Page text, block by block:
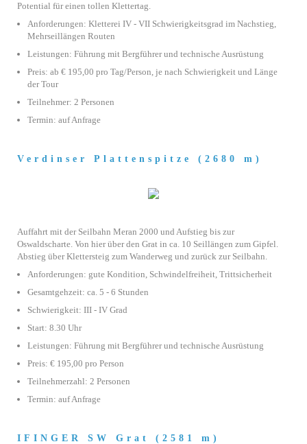
Potential für einen tollen Klettertag.
Anforderungen: Kletterei IV - VII Schwierigkeitsgrad im Nachstieg,
Mehrseillängen Routen
Leistungen: Führung mit Bergführer und technische Ausrüstung
Preis: ab € 195,00 pro Tag/Person, je nach Schwierigkeit und Länge
der Tour
Teilnehmer: 2 Personen
Termin: auf Anfrage
Verdinser Plattenspitze (2680 m)
Auffahrt mit der Seilbahn Meran 2000 und Aufstieg bis zur
Oswaldscharte. Von hier über den Grat in ca. 10 Seillängen zum Gipfel.
Abstieg über Klettersteig zum Wanderweg und zurück zur Seilbahn.
Anforderungen: gute Kondition, Schwindelfreiheit, Trittsicherheit
Gesamtgehzeit: ca. 5 - 6 Stunden
Schwierigkeit: III - IV Grad
Start: 8.30 Uhr
Leistungen: Führung mit Bergführer und technische Ausrüstung
Preis: € 195,00 pro Person
Teilnehmerzahl: 2 Personen
Termin: auf Anfrage
IFINGER SW Grat (2581 m)